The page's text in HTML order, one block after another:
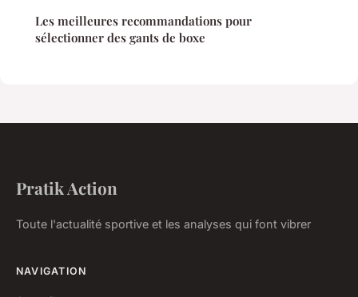
Les meilleures recommandations pour
sélectionner des gants de boxe
Pratik Action
Toute l'actualité sportive et les analyses qui font vibrer
NAVIGATION